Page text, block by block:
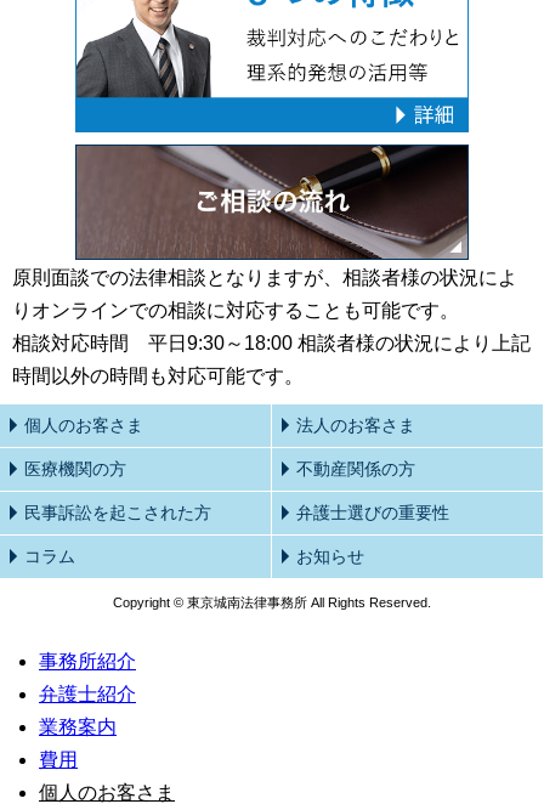
原則面談での法律相談となりますが、相談者様の状況によ
りオンラインでの相談に対応することも可能です。
相談対応時間 平日9:30～18:00 相談者様の状況により上記
時間以外の時間も対応可能です。
個人のお客さま 法人のお客さま
医療機関の方 不動産関係の方
民事訴訟を起こされた方 弁護士選びの重要性
コラム お知らせ
Copyright © 東京城南法律事務所 All Rights Reserved.
事務所紹介
弁護士紹介
業務案内
費用
個人のお客さま